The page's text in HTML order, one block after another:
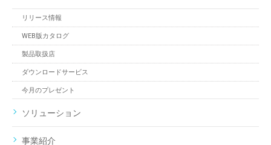
リリース情報
WEB版カタログ
製品取扱店
ダウンロードサービス
今月のプレゼント
ソリューション
事業紹介